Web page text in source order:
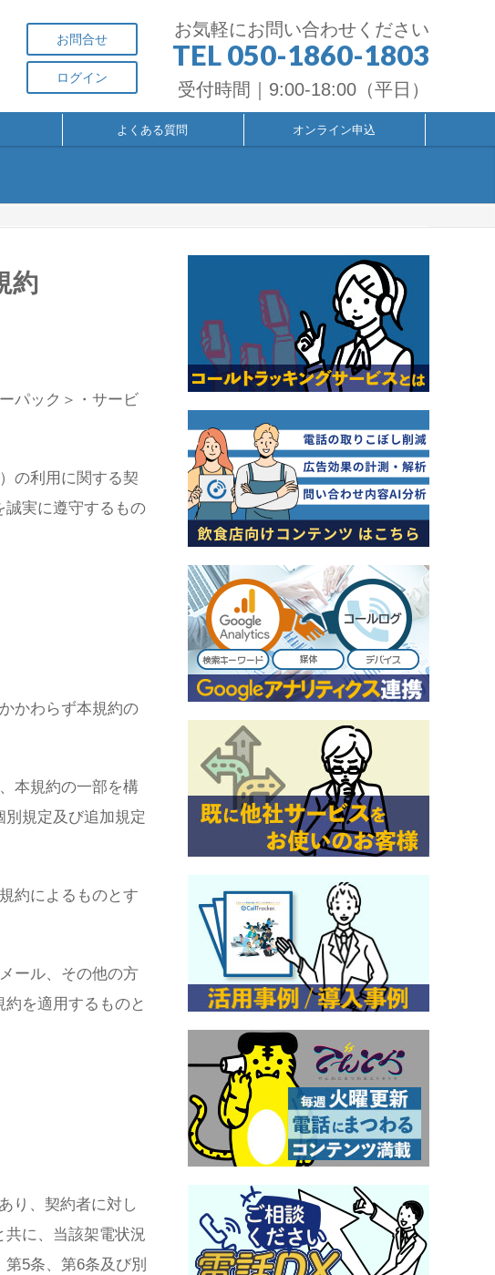
お気軽にお問い合わせください
TEL 050-1860-1803
受付時間｜9:00-18:00（平日）
お問合せ
ログイン
よくある質問 オンライン申込
約
パック＞・サービ
の利用に関する契
誠実に遵守するもの
かわらず本規約の
本規約の一部を構
規定及び追加規定
約によるものとす
ール、その他の方
を適用するものと
り、契約者に対し
に、当該架電状況
5条、第6条及び別